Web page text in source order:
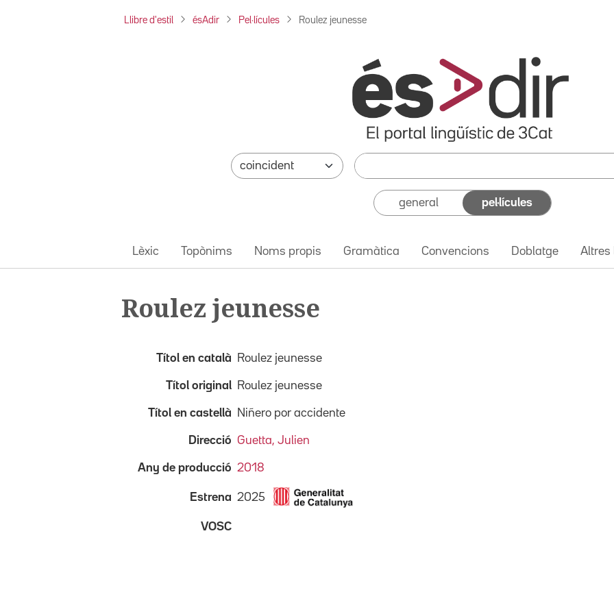
Llibre d'estil ésAdir Pel·lícules Roulez jeunesse
general pel·lícules
Lèxic Topònims Noms propis Gramàtica Convencions Doblatge Altres
Roulez jeunesse
Títol en català Roulez jeunesse
Títol original Roulez jeunesse
Títol en castellà Niñero por accidente
Direcció Guetta, Julien
Any de producció 2018
Estrena 2025
VOSC